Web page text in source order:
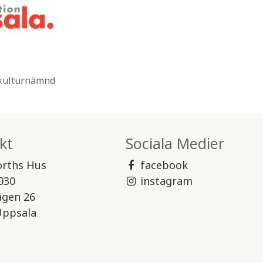
Hus
26
Sociala Medier
facebook
instagram